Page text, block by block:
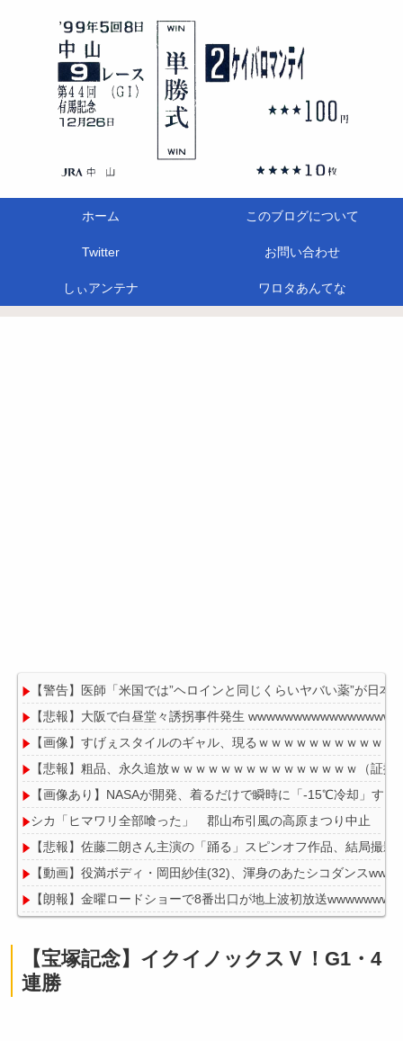
ホーム このブログについて
Twitter お問い合わせ
しぃアンテナ ワロタあんてな
【警告】医師「米国では”ヘロインと同じくらいヤバい薬”が日本
【悲報】大阪で白昼堂々誘拐事件発生
【画像】すげぇスタイルのギャル、現るｗｗｗｗｗｗｗｗｗｗｗ
【悲報】粗品、永久追放ｗｗｗｗｗｗｗｗｗｗｗｗｗｗｗ（証拠
【画像あり】NASAが開発、着るだけで瞬時に「-15℃冷却」す
シカ「ヒマワリ全部喰った」 郡山布引風の高原まつり中止
【悲報】佐藤二朗さん主演の「踊る」スピンオフ作品、結局撮
【動画】役満ボディ・岡田紗佳(32)、渾身のあたシコダンス
【朗報】金曜ロードショーで8番出口が地上波初放送
【宝塚記念】イクイノックスＶ！G1・4
連勝